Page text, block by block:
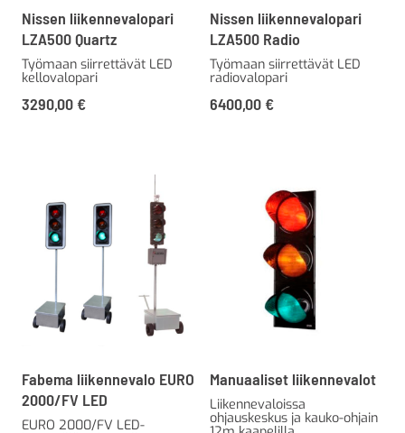
Nissen liikennevalopari
LZA500 Quartz
Työmaan siirrettävät LED
kellovalopari
3290,00 €
Nissen liikennevalopari
LZA500 Radio
Työmaan siirrettävät LED
radiovalopari
6400,00 €
Fabema liikennevalo EURO
2000/FV LED
EURO 2000/FV LED-
Manuaaliset liikennevalot
Liikennevaloissa
ohjauskeskus ja kauko-ohjain